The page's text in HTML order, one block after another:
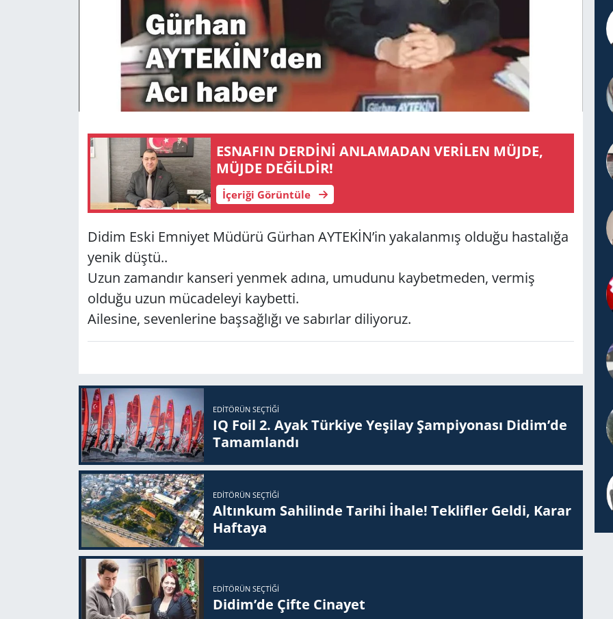
ES­NA­FIN DERDİNİ AN­LA­MA­DAN VERİLEN MÜJDE,
MÜJDE DEĞİLDİR!
İçeriği Görüntüle
Didim Eski Emniyet Müdürü Gürhan AYTEKİN’in yakalanmış olduğu hastalığa
yenik düştü..
Uzun zamandır kanseri yenmek adına, umudunu kaybetmeden, vermiş
olduğu uzun mücadeleyi kaybetti.
Ailesine, sevenlerine başsağlığı ve sabırlar diliyoruz.
EDITÖRÜN SEÇTIĞI
IQ Foil 2. Ayak Tür­ki­ye Ye­şi­lay Şam­pi­yo­na­sı Didim’de
Ta­mam­lan­dı
EDITÖRÜN SEÇTIĞI
Altınkum Sahilinde Tarihi İhale! Teklifler Geldi, Karar
Haftaya
EDITÖRÜN SEÇTIĞI
Didim’de Çifte Ci­na­yet